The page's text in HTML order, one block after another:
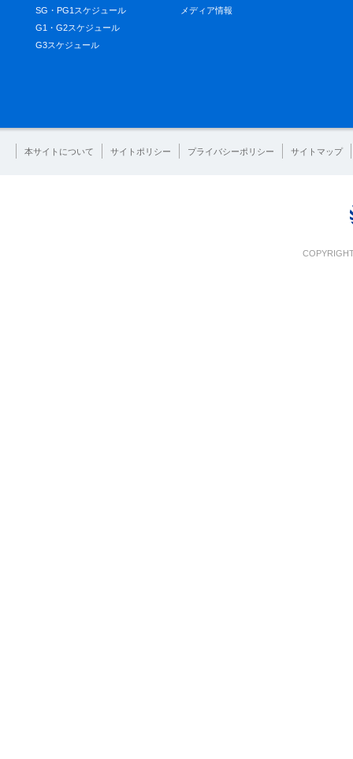
SG・PG1スケジュール
G1・G2スケジュール
G3スケジュール
メディア情報
本サイトについて サイトポリシー プライバシーポリシー サイトマップ